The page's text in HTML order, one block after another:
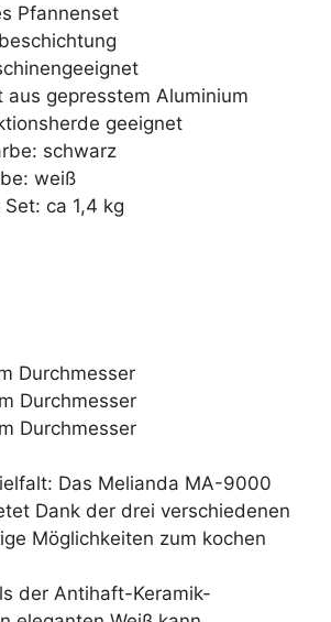
Pfannenset
aus gepresstem Aluminium
geeignet
schwarz
weiß
ca 1,4 kg
Durchmesser
Durchmesser
Durchmesser
Das Melianda MA-9000
Dank der drei verschiedenen
Möglichkeiten zum kochen
der Antihaft-Keramik-